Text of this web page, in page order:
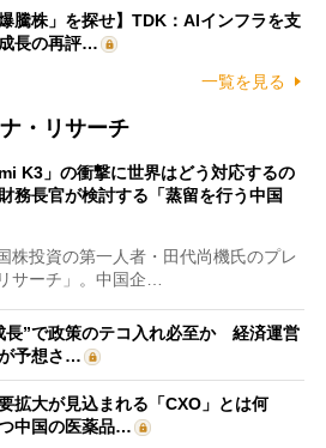
騰株」を探せ】TDK：AIインフラを支
長の再評…
一覧を見る
・リサーチ
K3」の衝撃に世界はどう対応するの
長官が検討する「蒸留を行う中国
投資の第一人者・田代尚機氏のプレ
サーチ」。中国企…
長”で政策のテコ入れ必至か 経済運営
予想さ…
拡大が見込まれる「CXO」とは何
中国の医薬品…